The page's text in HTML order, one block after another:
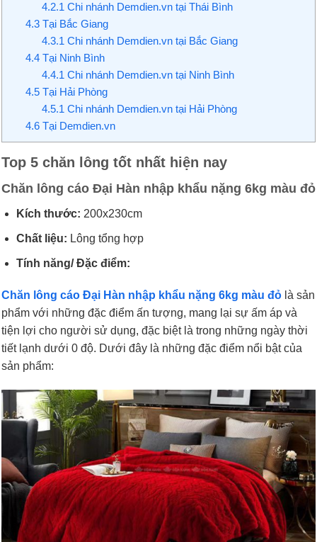
4.2.1 Chi nhánh Demdien.vn tại Thái Bình
4.3Tại Bắc Giang
4.3.1 Chi nhánh Demdien.vn tại Bắc Giang
4.4Tại Ninh Bình
4.4.1 Chi nhánh Demdien.vn tại Ninh Bình
4.5Tại Hải Phòng
4.5.1 Chi nhánh Demdien.vn tại Hải Phòng
4.6Tại Demdien.vn
Top 5 chăn lông tốt nhất hiện nay
Chăn lông cáo Đại Hàn nhập khẩu nặng 6kg màu đỏ
Kích thước: 200x230cm
Chất liệu: Lông tổng hợp
Tính năng/ Đặc điểm:
Chăn lông cáo Đại Hàn nhập khẩu nặng 6kg màu đỏ là sản
phẩm với những đặc điểm ấn tượng, mang lại sự ấm áp và
tiện lợi cho người sử dụng, đặc biệt là trong những ngày thời
tiết lạnh dưới 0 độ. Dưới đây là những đặc điểm nổi bật của
sản phẩm: